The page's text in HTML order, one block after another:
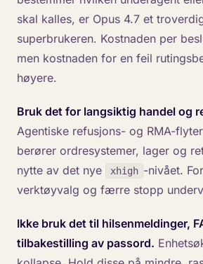
skal kalles, er Opus 4.7 et
superbrukeren. Kostnaden per
men kostnaden for en feil
høyere.
Bruk det for langsiktig handel og
Agentiske refusjons- og RMA-
berører ordresystemer, lager og
nytte av det nye
xhigh -nivået.
verktøyvalg og færre stopp
Ikke bruk det til hilsenmeldinger,
tilbakestilling av passord.